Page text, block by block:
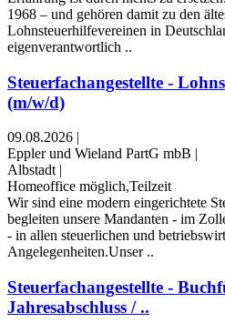
1968 – und gehören damit zu den
Lohnsteuerhilfevereinen in
eigenverantwortlich ..
Steuerfachangestellte -
(m/w/d)
09.08.2026 |
Eppler und Wieland PartG mbB |
Albstadt |
Homeoffice möglich,Teilzeit
Wir sind eine modern eingerichtete
begleiten unsere Mandanten - im
- in allen steuerlichen und
Angelegenheiten.Unser ..
Steuerfachangestellte -
Jahresabschluss / ..